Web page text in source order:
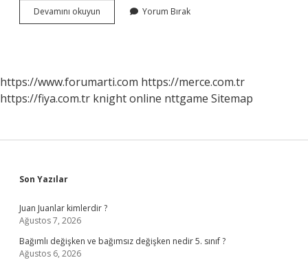
Devamını okuyun Araçtaki
Gamzeler
Yorum Bırak
https://www.forumarti.com https://merce.com.tr
https://fiya.com.tr knight online nttgame Sitemap
Sidebar
Son Yazılar
Juan Juanlar kimlerdir ?
Ağustos 7, 2026
Bağımlı değişken ve bağımsız değişken nedir 5. sınıf ?
Ağustos 6, 2026